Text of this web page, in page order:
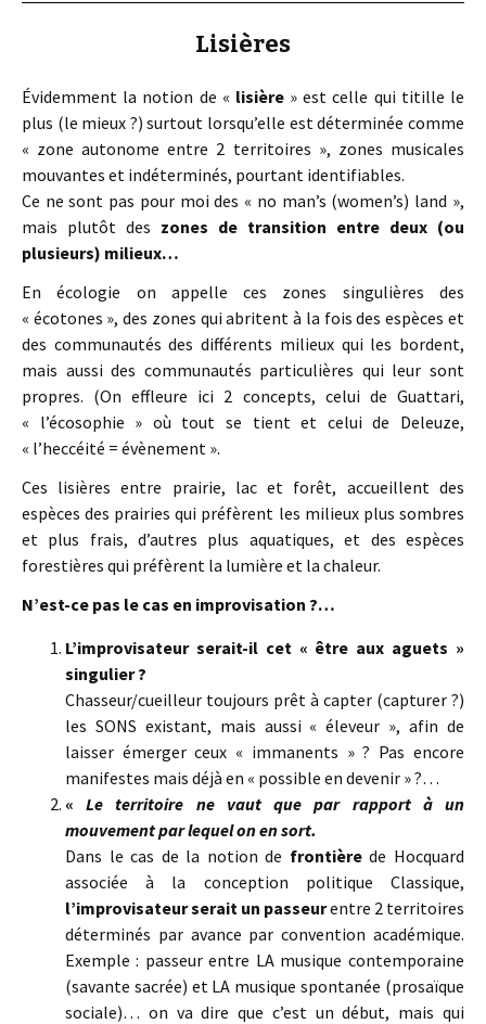
Lisières
Évidemment la notion de « lisière» est celle qui titille le
plus (le mieux ?) surtout lorsqu’elle est déterminée comme
« zone autonome entre 2 territoires », zones musicales
mouvantes et indéterminés, pourtant identifiables.
Ce ne sont pas pour moi des « no man’s (women’s) land »,
mais plutôt des zones de transition entre deux (ou
plusieurs) milieux…
En écologie on appelle ces zones singulières des
« écotones », des zones qui abritent à la fois des espèces et
des communautés des différents milieux qui les bordent,
mais aussi des communautés particulières qui leur sont
propres. (On effleure ici 2 concepts, celui de Guattari,
« l’écosophie » où tout se tient et celui de Deleuze,
« l’heccéité = évènement ».
Ces lisières entre prairie, lac et forêt, accueillent des
espèces des prairies qui préfèrent les milieux plus sombres
et plus frais, d’autres plus aquatiques, et des espèces
forestières qui préfèrent la lumière et la chaleur.
N’est-ce pas le cas en improvisation ?…
L’improvisateur serait-il cet « être aux aguets »
singulier ?
Chasseur/cueilleur toujours prêt à capter (capturer ?)
les SONS existant, mais aussi « éleveur », afin de
laisser émerger ceux « immanents » ? Pas encore
manifestes mais déjà en « possible en devenir » ?…
«Le territoire ne vaut que par rapport à un
mouvement par lequel on en sort.
Dans le cas de la notion de frontièrede Hocquard
associée à la conception politique Classique,
l’improvisateur serait un passeurentre 2 territoires
déterminés par avance par convention académique.
Exemple : passeur entre LA musique contemporaine
(savante sacrée) et LA musique spontanée (prosaïque
sociale)… on va dire que c’est un début, mais qui